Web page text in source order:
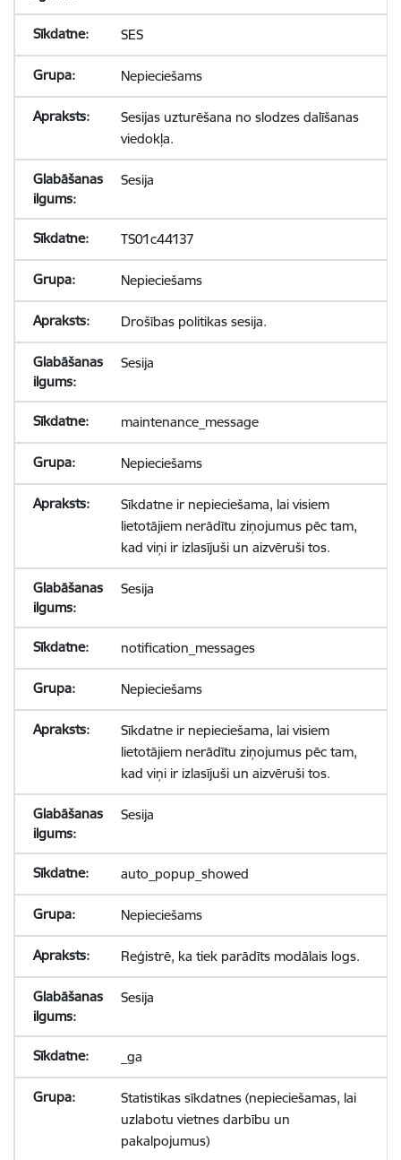
SES
Nepieciešams
Sesijas uzturēšana no slodzes dalīšanas
viedokļa.
Sesija
TS01c44137
Nepieciešams
Drošības politikas sesija.
Sesija
maintenance_message
Nepieciešams
Sīkdatne ir nepieciešama, lai visiem
lietotājiem nerādītu ziņojumus pēc tam,
kad viņi ir izlasījuši un aizvēruši tos.
Sesija
notification_messages
Nepieciešams
Sīkdatne ir nepieciešama, lai visiem
lietotājiem nerādītu ziņojumus pēc tam,
kad viņi ir izlasījuši un aizvēruši tos.
Sesija
auto_popup_showed
Nepieciešams
Reģistrē, ka tiek parādīts modālais logs.
Sesija
_ga
Statistikas sīkdatnes (nepieciešamas, lai
uzlabotu vietnes darbību un
pakalpojumus)